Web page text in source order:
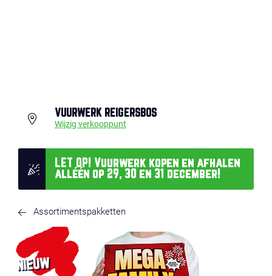
VUURWERK REIGERSBOS
Wijzig verkooppunt
LET OP! Vuurwerk kopen en afhalen
alléén op 29, 30 en 31 december!
Assortimentspakketten
NIEUW